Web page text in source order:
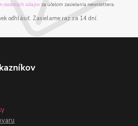
osobných údajov za účelom zasielania newslettera.
odhlásiť. Zasielame raz za 14 dní.